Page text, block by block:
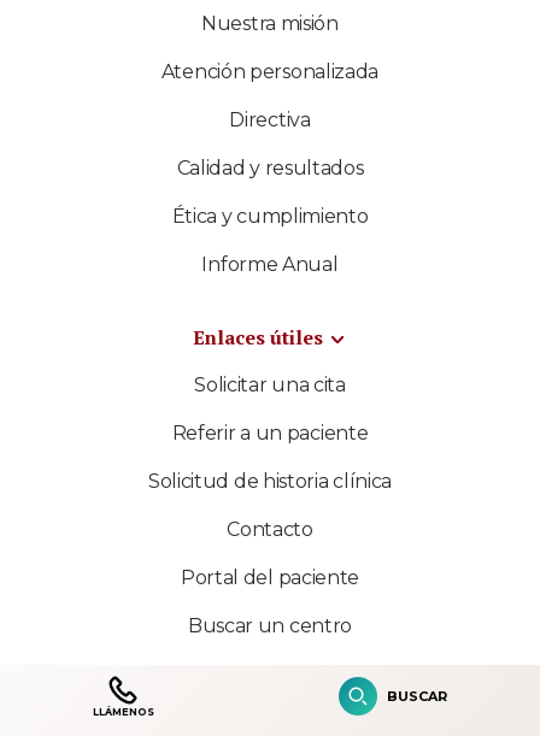
Nuestra misión
Atención personalizada
Directiva
Calidad y resultados
Ética y cumplimiento
Informe Anual
Enlaces útiles
Solicitar una cita
Referir a un paciente
Solicitud de historia clínica
Contacto
Portal del paciente
Buscar un centro
Encontrar atención médica
Facturación e información financiera
LLÁMENOS
BUSCAR